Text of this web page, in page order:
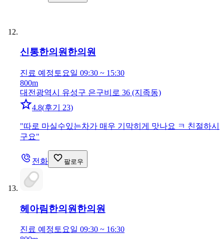
신통한의원한의원
진료 예정 토요일 09:30 ~ 15:30
800m
대전광역시 유성구 은구비로 36 (지족동)
4.8(후기 23)
"따로 마실수있는차가 매우 기막히게 맛나요 ㅋ 친절하시
구요"
전화 팔로우
헤아림한의원 한의원
진료 예정 토요일 09:30 ~ 16:30